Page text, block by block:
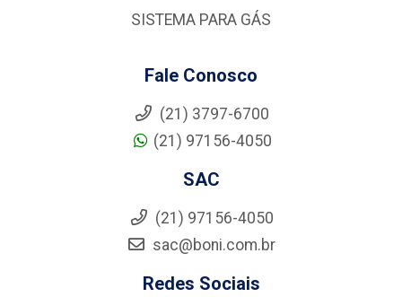
SISTEMA PARA GÁS
Fale Conosco
(21) 3797-6700
(21) 97156-4050
SAC
(21) 97156-4050
sac@boni.com.br
Redes Sociais